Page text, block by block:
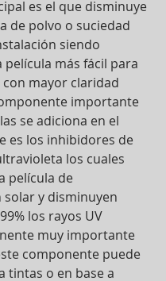
es el que disminuye
de polvo o suciedad
siendo
más fácil para
mayor claridad
importante
se adiciona en el
es los inhibidores de
los cuales
película de
solar y disminuyen
los rayos UV
muy importante
componente puede
tintas o en base a